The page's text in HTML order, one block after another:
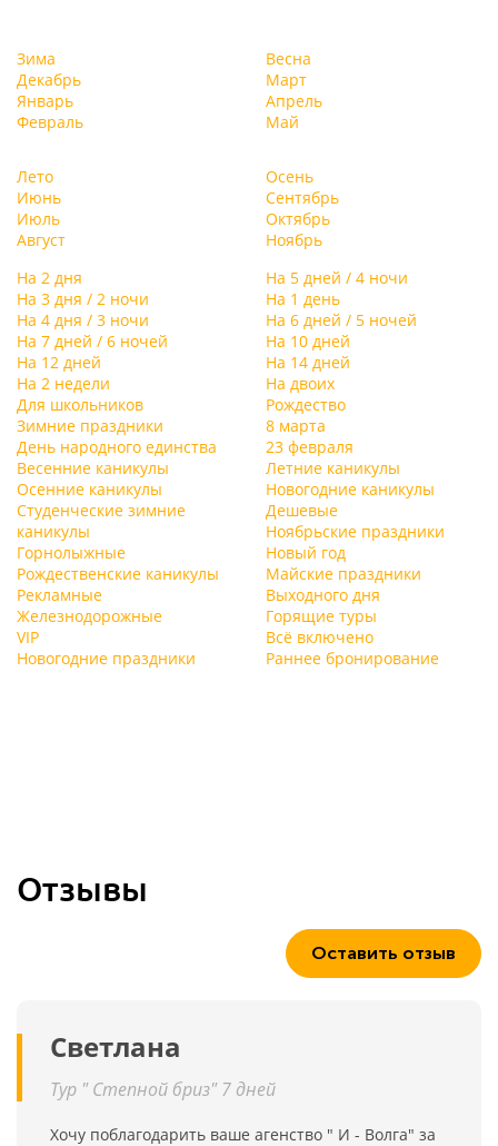
Зима
Декабрь
Январь
Февраль
Весна
Март
Апрель
Май
Лето
Июнь
Июль
Август
Осень
Сентябрь
Октябрь
Ноябрь
На 2 дня
На 5 дней / 4 ночи
На 3 дня / 2 ночи
На 1 день
На 4 дня / 3 ночи
На 6 дней / 5 ночей
На 7 дней / 6 ночей
На 10 дней
На 12 дней
На 14 дней
На 2 недели
На двоих
Для школьников
Рождество
Зимние праздники
8 марта
День народного единства
23 февраля
Весенние каникулы
Летние каникулы
Осенние каникулы
Новогодние каникулы
Студенческие зимние
каникулы
Дешевые
Ноябрьские праздники
Горнолыжные
Новый год
Рождественские каникулы
Майские праздники
Рекламные
Выходного дня
Железнодорожные
Горящие туры
VIP
Всё включено
Новогодние праздники
Раннее бронирование
Отзывы
Оставить отзыв
Светлана
Тур " Степной бриз" 7 дней
Хочу поблагодарить ваше агенство " И - Волга" за